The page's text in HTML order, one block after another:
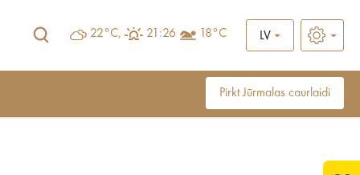
22°C, 21:26 18°C LV
Pirkt Jūrmalas caurlaidi